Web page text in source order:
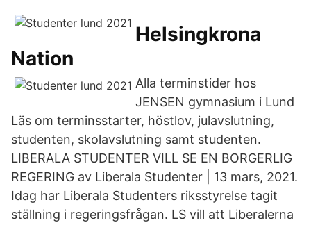
Helsingkrona
Nation
Alla terminstider hos
JENSEN gymnasium i Lund
Läs om terminsstarter, höstlov, julavslutning,
studenten, skolavslutning samt studenten.
LIBERALA STUDENTER VILL SE EN BORGERLIG
REGERING av Liberala Studenter | 13 mars, 2021.
Idag har Liberala Studenters riksstyrelse tagit
ställning i regeringsfrågan. LS vill att Liberalerna